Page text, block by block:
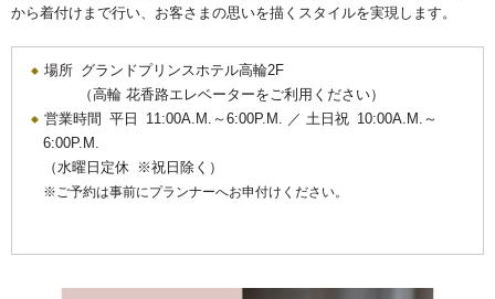
から着付けまで行い、お客さまの思いを描くスタイルを実現します。
場所 グランドプリンスホテル高輪2F
（高輪 花香路エレベーターをご利用ください）
営業時間 平日 11:00A.M.～6:00P.M. ／ 土日祝 10:00A.M.～
6:00P.M.
（水曜日定休 ※祝日除く）
ご予約は事前にプランナーへお申付けください。